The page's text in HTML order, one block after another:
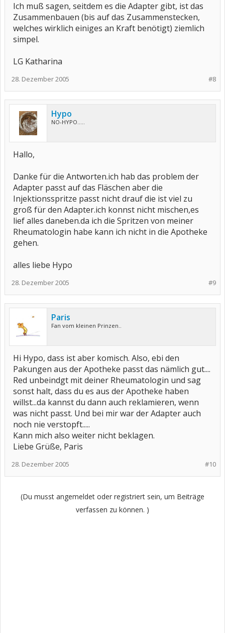
Ich muß sagen, seitdem es die Adapter gibt, ist das
Zusammenbauen (bis auf das Zusammenstecken,
welches wirklich einiges an Kraft benötigt) ziemlich
simpel.
LG Katharina
#8
28. Dezember 2005
Hypo
NO-HYPO.....
Hallo,
Danke für die Antworten.ich hab das problem der
Adapter passt auf das Fläschen aber die
Injektionsspritze passt nicht drauf die ist viel zu
groß für den Adapter.ich konnst nicht mischen,es
lief alles daneben.da ich die Spritzen von meiner
Rheumatologin habe kann ich nicht in die Apotheke
gehen.
alles liebe Hypo
#9
28. Dezember 2005
Paris
Fan vom kleinen Prinzen..
Hi Hypo, dass ist aber komisch. Also, ebi den
Pakungen aus der Apotheke passt das nämlich gut....
Red unbeindgt mit deiner Rheumatologin und sag
sonst halt, dass du es aus der Apotheke haben
willst...da kannst du dann auch reklamieren, wenn
was nicht passt. Und bei mir war der Adapter auch
noch nie verstopft.....
Kann mich also weiter nicht beklagen.
Liebe Grüße, Paris
#10
28. Dezember 2005
(Du musst angemeldet oder registriert sein, um Beiträge
verfassen zu können. )